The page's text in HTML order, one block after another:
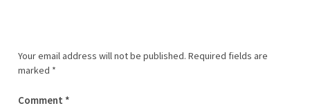
Your email address will not be published. Required fields are
marked *
Comment *